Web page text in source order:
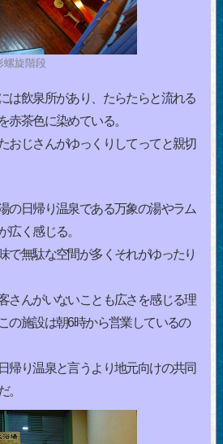
螺旋階段
は飲泉所があり、たらたらと流れる
赤茶色に染めている。
おじさんがゆっくりしてってと親切
の日帰り温泉である万象の湯やラム
広く感じる。
で無駄な空間が多くそれがゆったり
さんがいないことも広さを感じる理
の施設は朝6時から営業しているの
帰り温泉と言うより地元向けの共同
。